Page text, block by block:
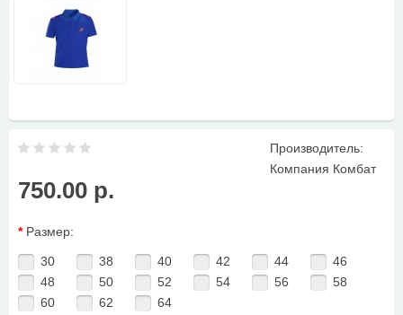
Производитель:
Компания Комбат
750.00 р.
*Размер:
30 38 40 42 44
46
48
50 52 54 56
58
60
62 64